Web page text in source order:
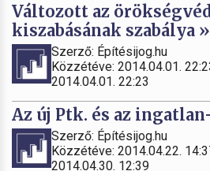
Változott az
kiszabásának szabálya »
Szerző: Építésijog.hu
Közzétéve: 2014.04.01.
2014.04.01. 22:23
Az új Ptk. és az
Szerző: Építésijog.hu
Közzétéve: 2014.04.22.
2014.04.30. 12:39